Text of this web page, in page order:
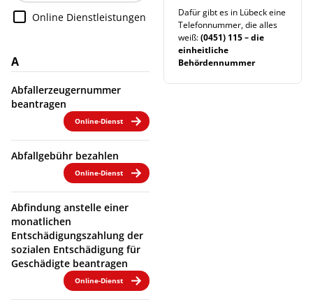
Online Dienstleistungen
A
Abfallerzeugernummer
beantragen
Online-Dienst
Abfallgebühr bezahlen
Online-Dienst
Abfindung anstelle einer
monatlichen
Entschädigungszahlung der
sozialen Entschädigung für
Geschädigte beantragen
Online-Dienst
Dafür gibt es in Lübeck eine
Telefonnummer, die alles
weiß:(0451) 115 – die
einheitliche
Behördennummer